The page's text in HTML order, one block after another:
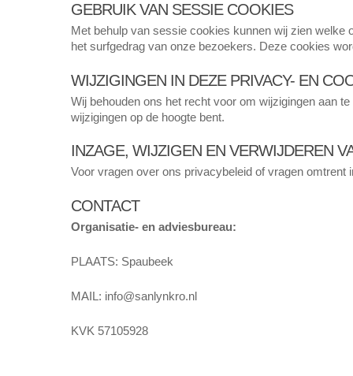
GEBRUIK VAN SESSIE COOKIES
Met behulp van sessie cookies kunnen wij zien welke
het surfgedrag van onze bezoekers. Deze cookies
WIJZIGINGEN IN DEZE PRIVACY- EN
Wij behouden ons het recht voor om wijzigingen aan
wijzigingen op de hoogte bent.
INZAGE, WIJZIGEN EN VERWIJDEREN
Voor vragen over ons privacybeleid of vragen
CONTACT
Organisatie- en adviesbureau:
PLAATS: Spaubeek
MAIL: info@sanlynkro.nl
KVK 57105928